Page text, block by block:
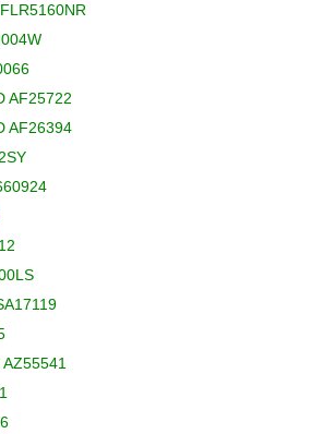
AF25722
AF26394
AZ55541